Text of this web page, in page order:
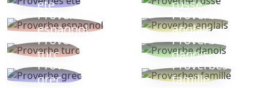
ete
russe
Proverbe
espagnol
Proverbe
anglais
Proverbe
turc
Proverbe
danois
Proverbe
grec
Proverbes
famille